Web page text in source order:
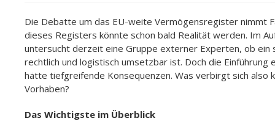
Die Debatte um das EU-weite Vermögensregister nimmt
dieses Registers könnte schon bald Realität werden. Im
untersucht derzeit eine Gruppe externer Experten, ob ein
rechtlich und logistisch umsetzbar ist. Doch die Einführung
hätte tiefgreifende Konsequenzen. Was verbirgt sich also
Vorhaben?
Das Wichtigste im Überblick